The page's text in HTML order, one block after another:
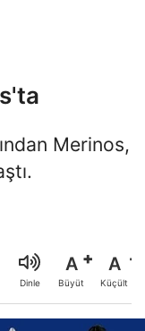
Merinos,
Dinle
A
Büyüt
A
Küçült